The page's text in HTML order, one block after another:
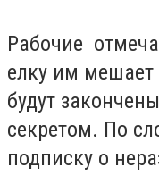
Рабочие
елку им мешает
будут
секретом. По
подписку о